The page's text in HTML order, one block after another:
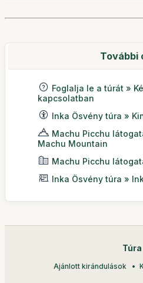
További
Foglalja le a túrát »
kapcsolatban
Inka Ösvény túra »
Machu Picchu
Machu Mountain
Machu Picchu
Inka Ösvény túra »
Túra
Ajánlott kirándulások